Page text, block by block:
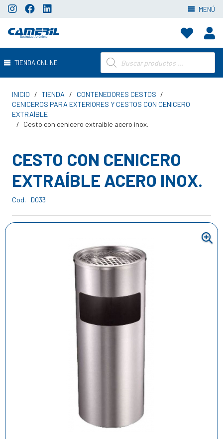
MENÚ
TIENDA ONLINE
Búsqueda
de
productos
INICIO / TIENDA / CONTENEDORES CESTOS /
CENICEROS PARA EXTERIORES Y CESTOS CON CENICERO
EXTRAÍBLE
/ Cesto con cenicero extraíble acero inox.
CESTO CON CENICERO
EXTRAÍBLE ACERO INOX.
Cod. D033